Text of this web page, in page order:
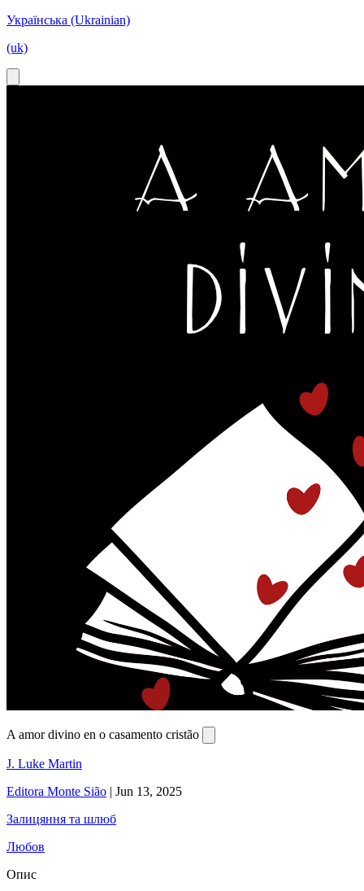
Українська (Ukrainian)
(uk)
A amor divino en o casamento cristão
J. Luke Martin
Editora Monte Sião | Jun 13, 2025
Залицяння та шлюб
Любов
Опис